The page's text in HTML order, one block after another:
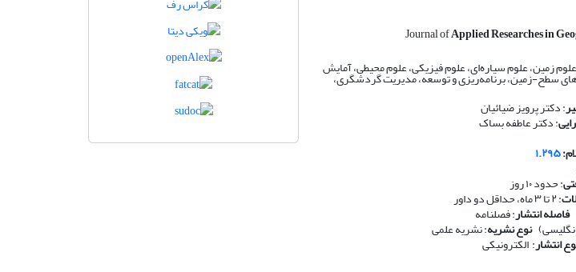
Applied Researches in
زمین، علوم سیاره‌ای، علوم فیزیکی، علوم محیطی، آمایش
سطح-زمین، برنامه‌ریزی و توسعه، مدیریت گردشگری،
: دکتر پرویز ضیائیان
: دکتر عاطفه بساک
۱.۲۹۵
: حدود ۱۰ روز
: ۲ تا ۳ ماه، حداقل دو داور
​​​​​​​فاصله انتشار: فصلنامه
​​​​​​​نوع نشریه: نشریه علمی
انتشار: الکترونیکی